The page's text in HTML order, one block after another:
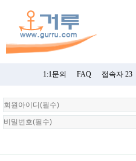
1:1문의 FAQ 접속자 23
회
원
로